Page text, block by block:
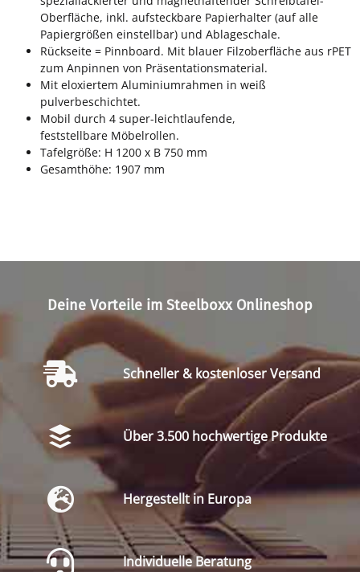
Oberfläche, inkl. aufsteckbare Papierhalter (auf alle
Papiergrößen einstellbar) und Ablageschale.
Rückseite = Pinnboard. Mit blauer Filzoberfläche aus rPET
zum Anpinnen von Präsentationsmaterial.
Mit eloxiertem Aluminiumrahmen in weiß
pulverbeschichtet.
Mobil durch 4 super-leichtlaufende,
feststellbare Möbelrollen.
Tafelgröße: H 1200 x B 750 mm
Gesamthöhe: 1907 mm
Deine Vorteile im Steelboxx Onlineshop
Schneller & kostenloser Versand
Über 3.500 hochwertige Produkte
Hergestellt in Europa
Individuelle Beratung